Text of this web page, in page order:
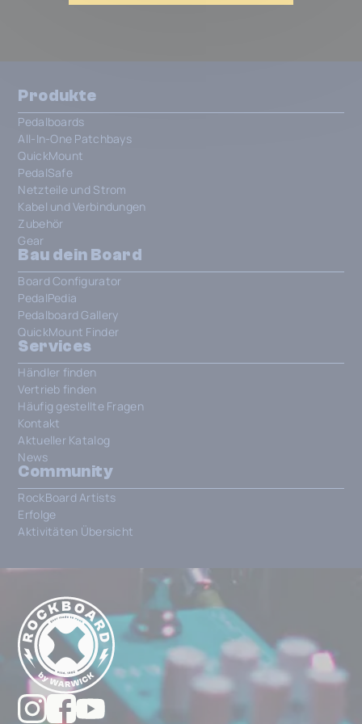
Produkte
Pedalboards
All-In-One Patchbays
QuickMount
PedalSafe
Netzteile und Strom
Kabel und Verbindungen
Zubehör
Gear
Bau dein Board
Board Configurator
PedalPedia
Pedalboard Gallery
QuickMount Finder
Services
Händler finden
Vertrieb finden
Häufig gestellte Fragen
Kontakt
Aktueller Katalog
News
Community
RockBoard Artists
Erfolge
Aktivitäten Übersicht